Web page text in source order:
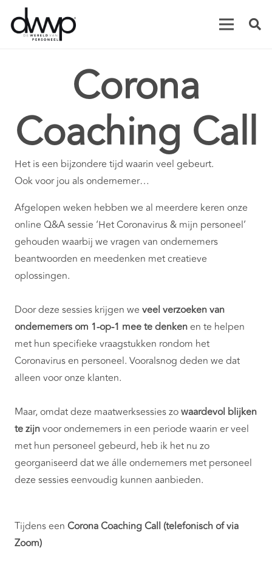
Corona
Coaching Call
Het is een bijzondere tijd waarin veel gebeurt.
Ook voor jou als ondernemer…
Afgelopen weken hebben we al meerdere keren onze
online Q&A sessie ‘Het Coronavirus & mijn personeel’
gehouden waarbij we vragen van ondernemers
beantwoorden en meedenken met creatieve
oplossingen.
Door deze sessies krijgen we veel verzoeken van
ondernemers om 1-op-1 mee te denkenen te helpen
met hun specifieke vraagstukken rondom het
Coronavirus en personeel. Vooralsnog deden we dat
alleen voor onze klanten.
Maar, omdat deze maatwerksessies zowaardevol blijken
te zijnvoor ondernemers in een periode waarin er veel
met hun personeel gebeurd, heb ik het nu zo
georganiseerd dat we álle ondernemers met personeel
deze sessies eenvoudig kunnen aanbieden.
Tijdens een Corona Coaching Call (telefonisch of via
Zoom)